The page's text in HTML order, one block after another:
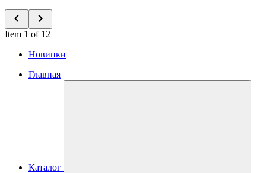
Item 1 of 12
Новинки
Главная
Каталог